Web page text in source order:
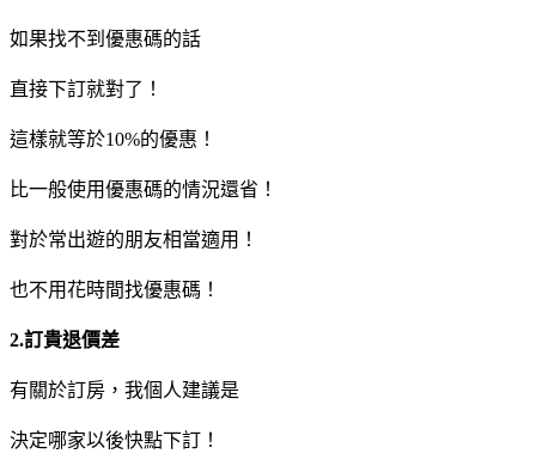
如果找不到優惠碼的話
直接下訂就對了！
這樣就等於10%的優惠！
比一般使用優惠碼的情況還省！
對於常出遊的朋友相當適用！
也不用花時間找優惠碼！
2.訂貴退價差
有關於訂房，我個人建議是
決定哪家以後快點下訂！